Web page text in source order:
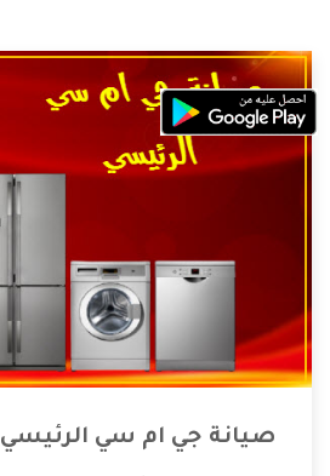
صيانة جي ام سي الرئيسي